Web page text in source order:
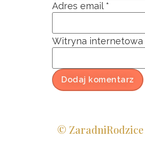
Adres email*
Witryna internetowa
© ZaradniRodzice